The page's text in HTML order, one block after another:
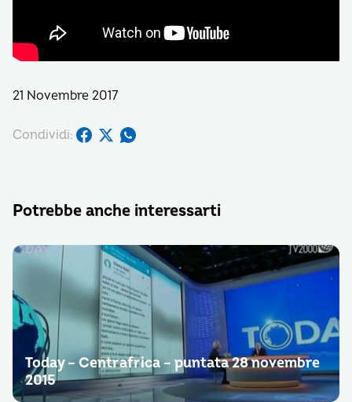
21 Novembre 2017
Condividi:
Potrebbe anche interessarti
Today – Centrafrica – puntata 28 novembre
2015